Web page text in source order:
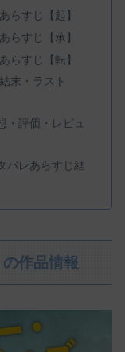
らすじ【起】
らすじ【承】
らすじ【転】
末・ラスト
・評価・レビュ
バレあらすじ結
作品情報